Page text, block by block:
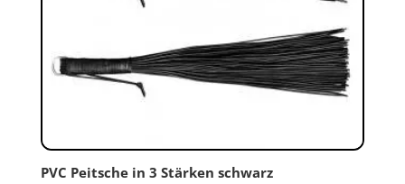
PVC Peitsche in 3 Stärken schwarz